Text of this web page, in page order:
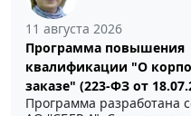
11 августа 2026
Программа повышения
квалификации "О
заказе" (223-ФЗ от
Программа разработана